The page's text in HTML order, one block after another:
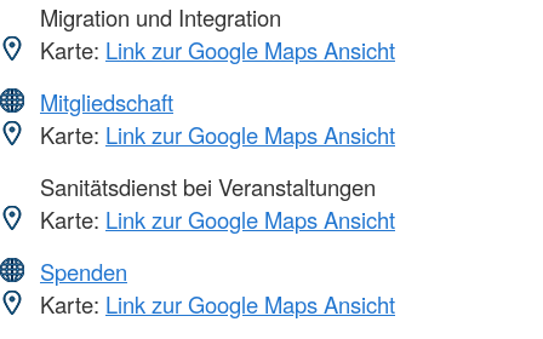
Migration und Integration
Karte: Link zur Google Maps Ansicht
Mitgliedschaft
Karte: Link zur Google Maps Ansicht
Sanitätsdienst bei Veranstaltungen
Karte: Link zur Google Maps Ansicht
Spenden
Karte: Link zur Google Maps Ansicht